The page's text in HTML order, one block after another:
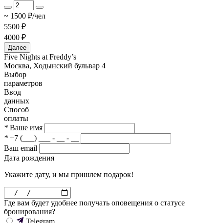
~ 1500 ₽/чел
5500 ₽
4000 ₽
Далее
Five Nights at Freddy’s
Москва, Ходынский бульвар 4
Выбор
параметров
Ввод
данных
Способ
оплаты
* Ваше имя
* +7 (___) ___ - __ - __
Ваш email
Дата рождения
Укажите дату, и мы пришлем подарок!
Где вам будет удобнее получать оповещения о статусе
бронирования?
Telegram